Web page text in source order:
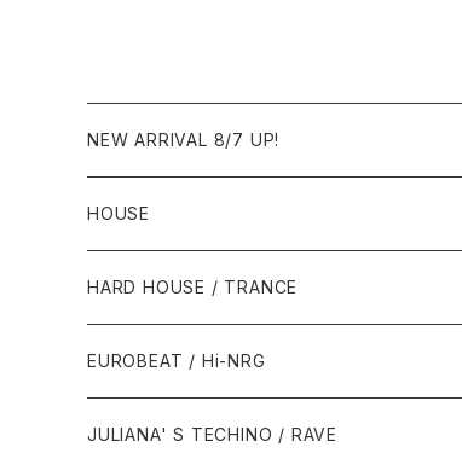
NEW ARRIVAL 8/7 UP!
HOUSE
1980年代
1987年・以前
1988年
1990年代
1990年
2000年代
HARD HOUSE / TRANCE
1990年代
1994年・以前
2000年代
EUROBEAT / Hi-NRG
1980年代
JULIANA' S TECHINO / RAVE